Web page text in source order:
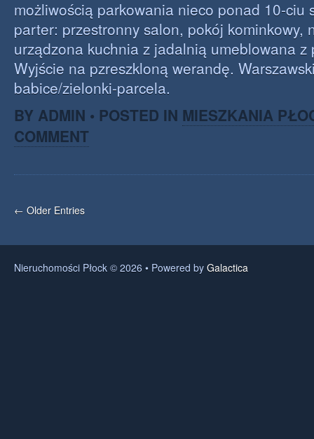
możliwością parkowania nieco ponad 10-ciu
parter: przestronny salon, pokój kominkowy,
urządzona kuchnia z jadalnią umeblowana z
Wyjście na pzreszkloną werandę.
babice/zielonki-parcela.
BY ADMIN • POSTED IN MIESZKANIA
COMMENT
← Older Entries
Nieruchomości Płock © 2026 • Powered by Galactica